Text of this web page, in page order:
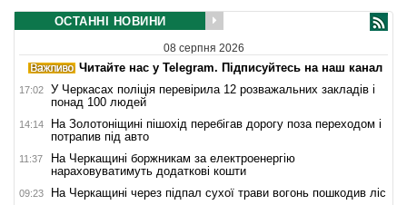
ОСТАННІ НОВИНИ
08 серпня 2026
Читайте нас у Telegram. Підписуйтесь на наш канал
17:02
У Черкасах поліція перевірила 12 розважальних закладів і
понад 100 людей
14:14
На Золотоніщині пішохід перебігав дорогу поза переходом і
потрапив під авто
11:37
На Черкащині боржникам за електроенергію
нараховуватимуть додаткові кошти
09:23 На Черкащині через підпал сухої трави вогонь пошкодив ліс